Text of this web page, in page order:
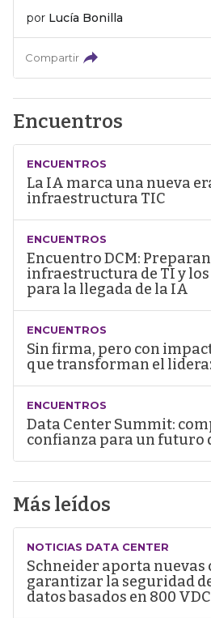
por Lucía Bonilla
Compartir
Encuentros
ENCUENTROS
La IA marca una nueva
infraestructura TIC
ENCUENTROS
Encuentro DCM:
infraestructura de TI y
para la llegada de la IA
ENCUENTROS
Sin firma, pero con
que transforman el
ENCUENTROS
Data Center Summit:
confianza para un futuro
Más leídos
NOTICIAS DATA CENTER
Schneider aporta nuevas
garantizar la seguridad
datos basados en 800 VDC